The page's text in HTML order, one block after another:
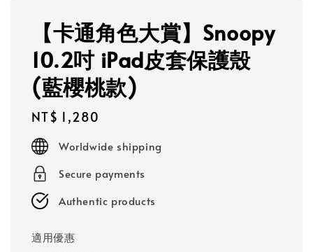
【卡通角色大賞】Snoopy
10.2吋 iPad皮套保護殼
(藍櫻桃款)
Regular
price
NT$ 1,280
Worldwide shipping
Secure payments
Authentic products
適用優惠